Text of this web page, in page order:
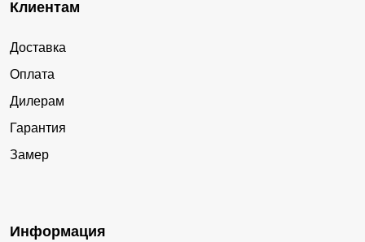
Клиентам
Доставка
Оплата
Дилерам
Гарантия
Замер
Информация